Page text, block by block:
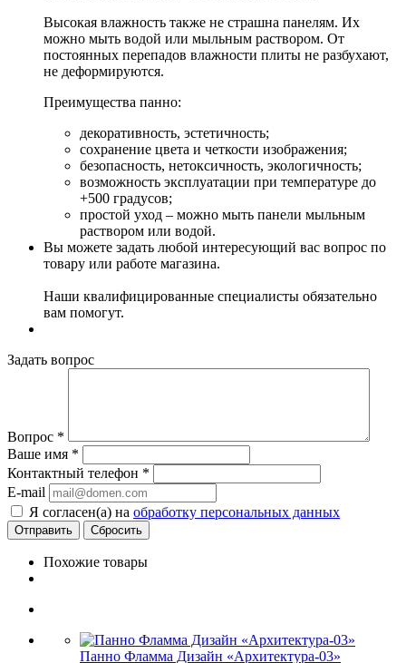
Высокая влажность также не страшна панелям. Их
можно мыть водой или мыльным раствором. От
постоянных перепадов влажности плиты не разбухают,
не деформируются.
Преимущества панно:
декоративность, эстетичность;
сохранение цвета и четкости изображения;
безопасность, нетоксичность, экологичность;
возможность эксплуатации при температуре до
+500 градусов;
простой уход – можно мыть панели мыльным
раствором или водой.
Вы можете задать любой интересующий вас вопрос по
товару или работе магазина.
Наши квалифицированные специалисты обязательно
вам помогут.
Задать вопрос
Вопрос *
Ваше имя *
Контактный телефон *
E-mail
Я согласен(а) на обработку персональных данных
Сбросить
Похожие товары
Панно Фламма Дизайн «Архитектура-03»